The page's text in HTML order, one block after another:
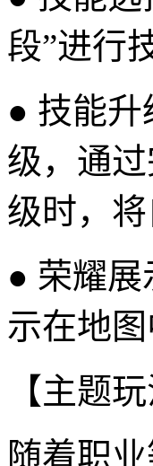
段”进行
● 技能升
级，通
级时，
● 荣耀
示在地
【主题
随着职